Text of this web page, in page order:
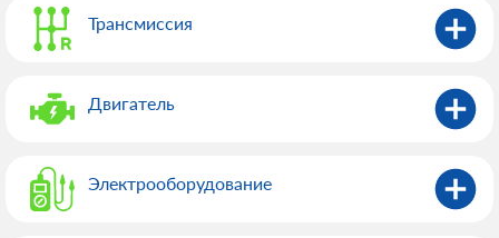
Трансмиссия
Двигатель
Электрооборудованиe